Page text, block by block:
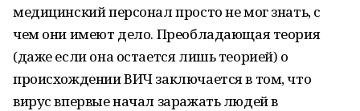
медицинский персонал просто не мог знать, с
чем они имеют дело. Преобладающая теория
(даже если она остается лишь теорией) о
происхождении ВИЧ заключается в том, что
вирус впервые начал заражать людей в